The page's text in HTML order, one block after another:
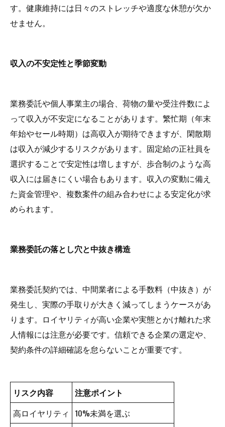
す。健康維持には日々のストレッチや適度な休憩が欠か
せません。
収入の不安定性と季節変動
業務委託や個人事業主の場合、荷物の量や受注件数によ
って収入が不安定になることがあります。繁忙期（年末
年始やセール時期）は高収入が期待できますが、閑散期
は収入が減少するリスクがあります。固定給の正社員を
選択することで安定性は増しますが、歩合制のような高
収入には届きにくい場合もあります。収入の変動に備え
た資金管理や、複数案件の組み合わせによる安定化が求
められます。
業務委託の落とし穴と中抜き構造
業務委託契約では、中間業者による手数料（中抜き）が
発生し、実際の手取りが大きく減ってしまうケースがあ
ります。ロイヤリティが高い企業や実態とかけ離れた求
人情報には注意が必要です。信頼できる企業の選定や、
契約条件の詳細確認を怠らないことが重要です。
リスク内容
注意ポイント
高ロイヤリティ 10%未満を選ぶ